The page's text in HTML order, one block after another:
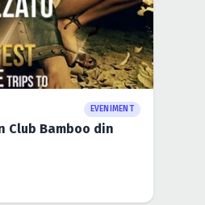
EVENIMENT
Club Bamboo din